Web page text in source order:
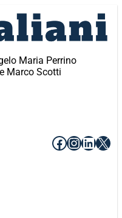
Maria Perrino
Marco Scotti
Facebook
X